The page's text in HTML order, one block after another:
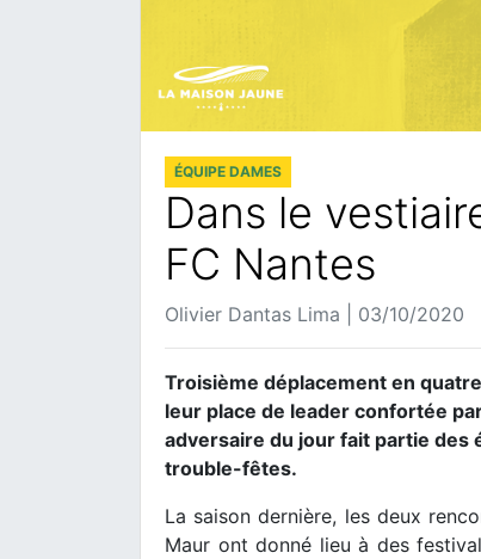
ÉQUIPE DAMES
Dans le
FC Nantes
Olivier Dantas Lima | 03/10/2020
Troisième déplacement en
leur place de leader confortée
adversaire du jour fait partie des
trouble-fêtes.
La saison dernière, les deux
Maur ont donné lieu à des